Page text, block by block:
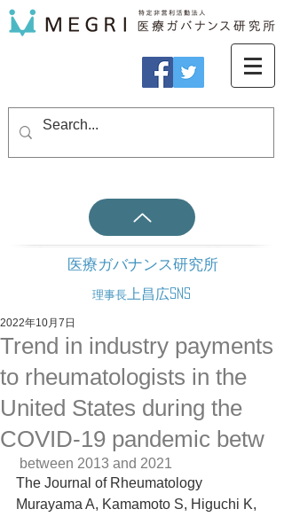
医療ガバナンス研究所
理事長 上昌広SNS
Trend in industry payments
to rheumatologists in the
United States during the
COVID-19 pandemic betw
2022年10月7日
between 2013 and 2021
The Journal of Rheumatology
Murayama A, Kamamoto S, Higuchi K,